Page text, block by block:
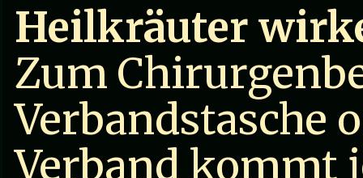
Heilkräuter
Zum
Verbandstasche
Verband kommt